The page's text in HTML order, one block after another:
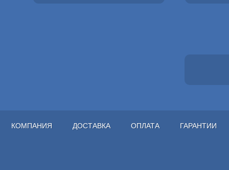
КОМПАНИЯ ДОСТАВКА ОПЛАТА ГАРАНТИИ